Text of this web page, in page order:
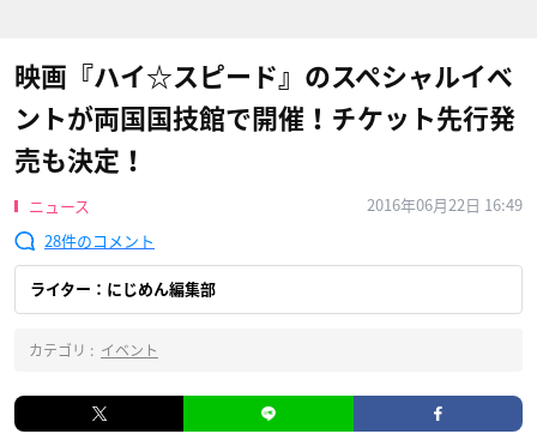
映画『ハイ☆スピード』のスペシャルイベ
ントが両国国技館で開催！チケット先行発
売も決定！
ニュース
2016年06月22日 16:49
28
ライター：にじめん編集部
カテゴリ : イベント